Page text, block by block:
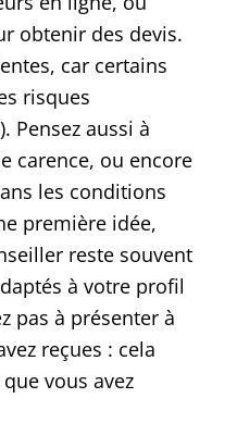
obtenir des devis.
car certains
risques
Pensez aussi à
carence, ou encore
les conditions
première idée,
reste souvent
à votre profil
pas à présenter à
reçues : cela
vous avez